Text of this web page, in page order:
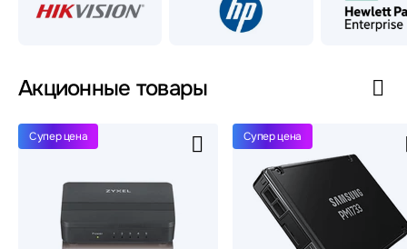
Акционные товары
супер цена супер цена